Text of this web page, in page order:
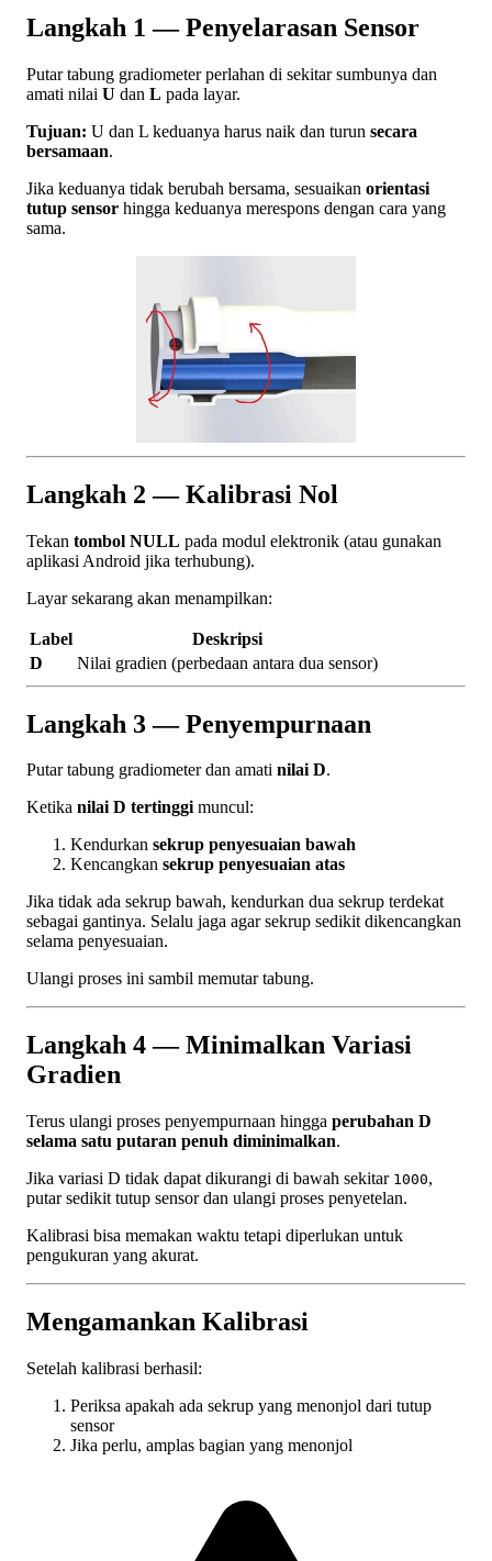
Langkah 1 — Penyelarasan Sensor
Putar tabung gradiometer perlahan di sekitar sumbunya dan
amati nilai U dan L pada layar.
Tujuan: U dan L keduanya harus naik dan turun secara
bersamaan.
Jika keduanya tidak berubah bersama, sesuaikan orientasi
tutup sensor hingga keduanya merespons dengan cara yang
sama.
Langkah 2 — Kalibrasi Nol
Tekan tombol NULL pada modul elektronik (atau gunakan
aplikasi Android jika terhubung).
Layar sekarang akan menampilkan:
Label
Deskripsi
D
Nilai gradien (perbedaan antara dua sensor)
Langkah 3 — Penyempurnaan
Putar tabung gradiometer dan amati nilai D.
Ketika nilai D tertinggimuncul:
Kendurkan sekrup penyesuaian bawah
Kencangkan sekrup penyesuaian atas
Jika tidak ada sekrup bawah, kendurkan dua sekrup terdekat
sebagai gantinya. Selalu jaga agar sekrup sedikit dikencangkan
selama penyesuaian.
Ulangi proses ini sambil memutar tabung.
Langkah 4 — Minimalkan Variasi
Gradien
Terus ulangi proses penyempurnaan hingga perubahan D
selama satu putaran penuh diminimalkan.
Jika variasi D tidak dapat dikurangi di bawah sekitar 1000,
putar sedikit tutup sensor dan ulangi proses penyetelan.
Kalibrasi bisa memakan waktu tetapi diperlukan untuk
pengukuran yang akurat.
Mengamankan Kalibrasi
Setelah kalibrasi berhasil:
Periksa apakah ada sekrup yang menonjol dari tutup
sensor
Jika perlu, amplas bagian yang menonjol